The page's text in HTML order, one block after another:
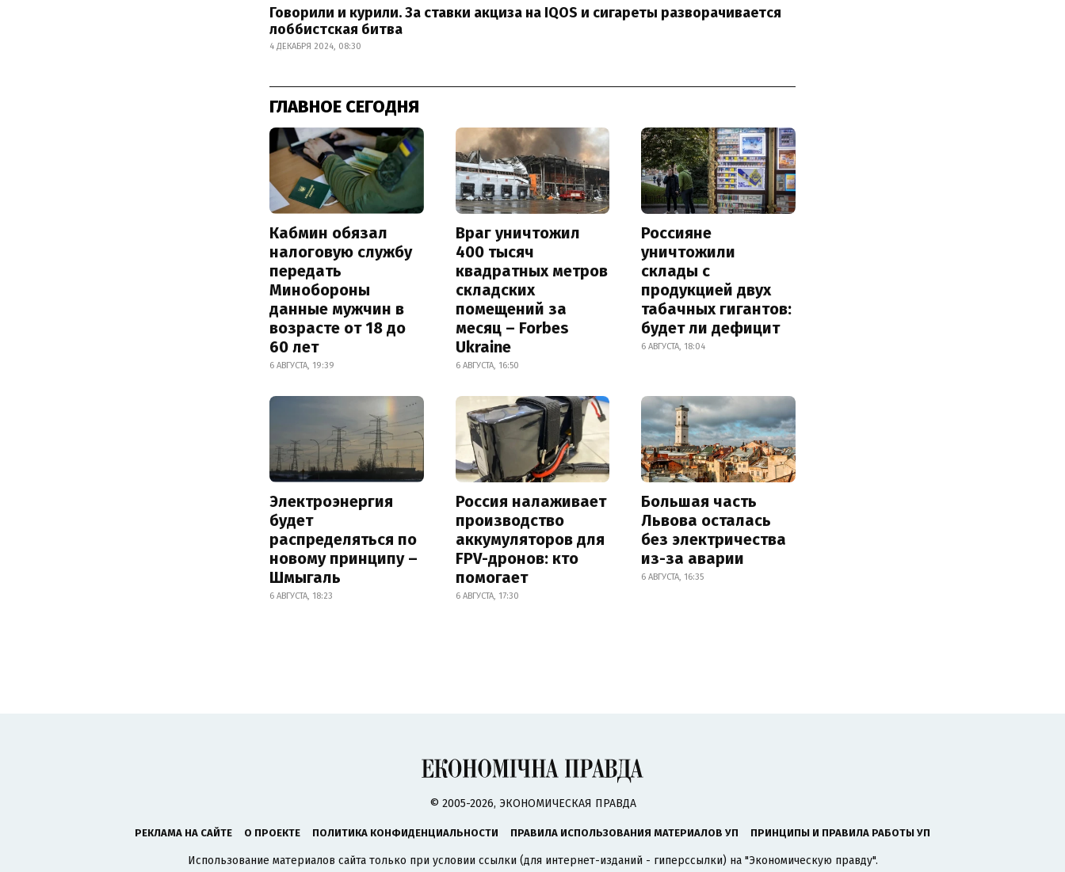
Говорили и курили. За ставки акциза на IQOS и сигареты разворачивается
лоббистская битва
4 ДЕКАБРЯ 2024, 08:30
ГЛАВНОЕ СЕГОДНЯ
Кабмин обязал
налоговую службу
передать
Минобороны
данные мужчин в
возрасте от 18 до
60 лет
6 АВГУСТА, 19:39
Враг уничтожил
400 тысяч
квадратных метров
складских
помещений за
месяц – Forbes
Ukraine
6 АВГУСТА, 16:50
Россияне
уничтожили
склады с
продукцией двух
табачных гигантов:
будет ли дефицит
6 АВГУСТА, 18:04
Электроэнергия
будет
распределяться по
новому принципу –
Шмыгаль
6 АВГУСТА, 18:23
Россия налаживает
производство
аккумуляторов для
FPV-дронов: кто
помогает
6 АВГУСТА, 17:30
Большая часть
Львова осталась
без электричества
из-за аварии
6 АВГУСТА, 16:35
© 2005-2026, ЭКОНОМИЧЕСКАЯ ПРАВДА
РЕКЛАМА НА САЙТЕ О ПРОЕКТЕ ПОЛИТИКА КОНФИДЕНЦИАЛЬНОСТИ ПРАВИЛА ИСПОЛЬЗОВАНИЯ МАТЕРИАЛОВ УП ПРИНЦИПЫ И ПРАВИЛА РАБОТЫ УП
Использование материалов сайта только при условии ссылки (для интернет-изданий - гиперссылки) на "Экономическую правду".